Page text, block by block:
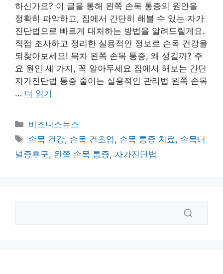
하신가요? 이 글을 통해 왼쪽 손목 통증의 원인을
정확히 파악하고, 집에서 간단히 해볼 수 있는 자가
진단법으로 빠르게 대처하는 방법을 알려드릴게요.
직접 조사하고 정리한 실용적인 정보로 손목 건강을
되찾아보세요! 목차 왼쪽 손목 통증, 왜 생길까? 주
요 원인 세 가지, 꼭 알아두세요 집에서 해보는 간단
자가진단법 통증 줄이는 실용적인 관리법 왼쪽 손목
… 더 읽기
카
테
리
비즈니스뉴스
태
그
손목 건강, 손목 건초염 , 손목 통증 치료 , 손목터
널증후군, 왼쪽 손목 통증, 자가진단법